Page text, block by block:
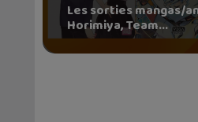
Les sorties mangas/
Horimiya, Team...